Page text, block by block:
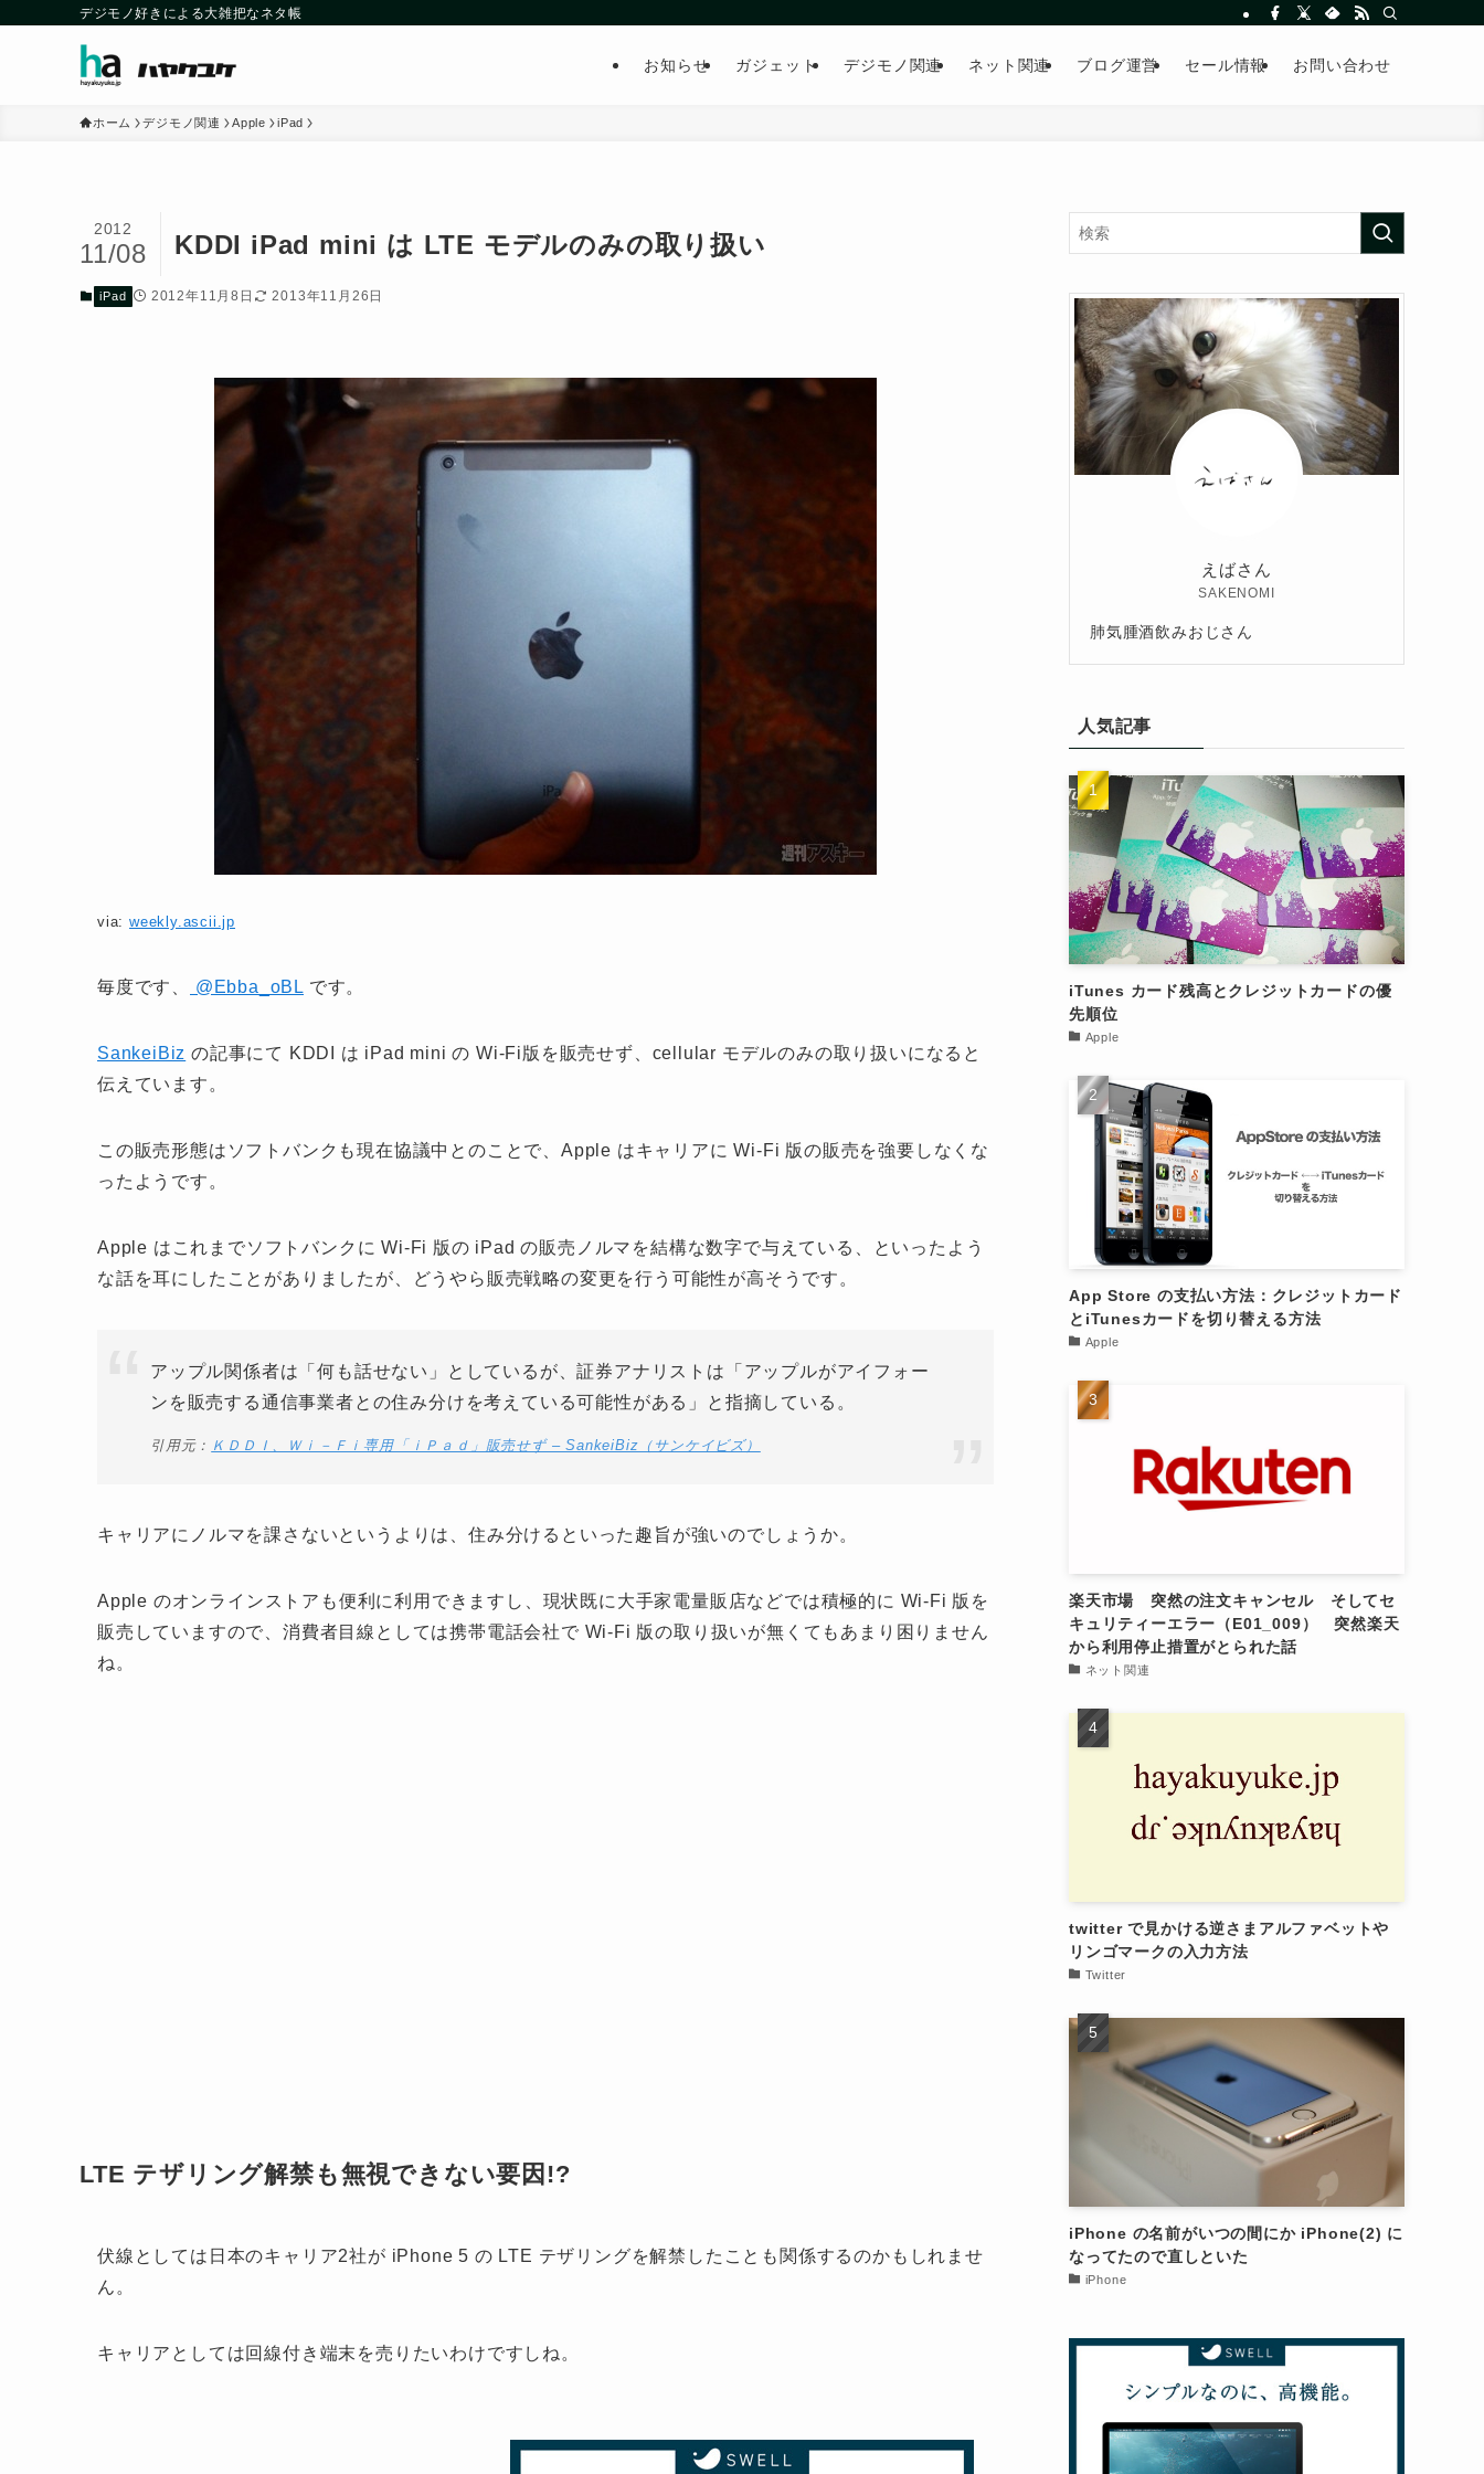
デジモノ好きによる大雑把なネタ帳
お知らせ ガジェット デジモノ関連 ネット関連 ブログ運営 セール情報 お問い合わせ
ホーム デジモノ関連 Apple iPad
KDDI iPad mini は LTE モデルのみの取り扱い
2012
11/08
iPad 2012年11月8日 2013年11月26日
via: weekly.ascii.jp
毎度です、 @Ebba_oBL です。
SankeiBiz の記事にて KDDI は iPad mini の Wi-Fi版を販売せず、cellular モデルのみの取り扱いになると
伝えています。
この販売形態はソフトバンクも現在協議中とのことで、Apple はキャリアに Wi-Fi 版の販売を強要しなくな
ったようです。
Apple はこれまでソフトバンクに Wi-Fi 版の iPad の販売ノルマを結構な数字で与えている、といったよう
な話を耳にしたことがありましたが、どうやら販売戦略の変更を行う可能性が高そうです。
アップル関係者は「何も話せない」としているが、証券アナリストは「アップルがアイフォー
ンを販売する通信事業者との住み分けを考えている可能性がある」と指摘している。
引用元： ＫＤＤＩ、Ｗｉ－Ｆｉ専用「ｉＰａｄ」販売せず – SankeiBiz（サンケイビズ）
キャリアにノルマを課さないというよりは、住み分けるといった趣旨が強いのでしょうか。
Apple のオンラインストアも便利に利用できますし、現状既に大手家電量販店などでは積極的に Wi-Fi 版を
販売していますので、消費者目線としては携帯電話会社で Wi-Fi 版の取り扱いが無くてもあまり困りません
ね。
LTE テザリング解禁も無視できない要因!?
伏線としては日本のキャリア2社が iPhone 5 の LTE テザリングを解禁したことも関係するのかもしれませ
ん。
キャリアとしては回線付き端末を売りたいわけですしね。
えばさん
SAKENOMI
肺気腫酒飲みおじさん
人気記事
iTunes カード残高とクレジットカードの優
先順位
Apple
App Store の支払い方法：クレジットカード
とiTunesカードを切り替える方法
Apple
楽天市場 突然の注文キャンセル そしてセ
キュリティーエラー（E01_009） 突然楽天
から利用停止措置がとられた話
ネット関連
twitter で見かける逆さまアルファベットや
リンゴマークの入力方法
Twitter
iPhone の名前がいつの間にか iPhone(2) に
なってたので直しといた
iPhone